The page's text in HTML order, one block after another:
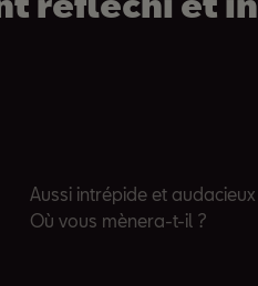
Aussi intrépide et
Où vous mènera-t-il ?